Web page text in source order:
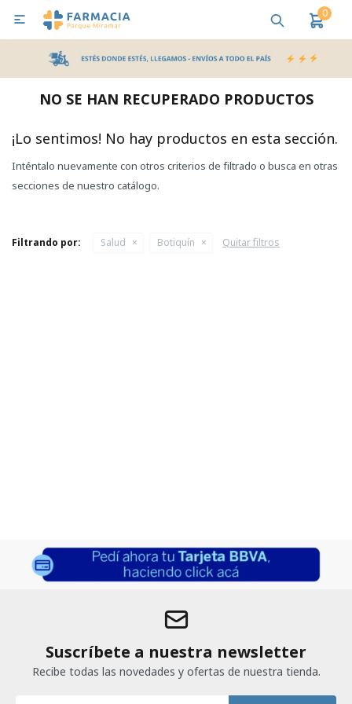
0

NO SE HAN RECUPERADO PRODUCTOS
¡Lo sentimos! No hay productos en esta sección.
Inténtalo nuevamente con otros criterios de filtrado o busca en otras
secciones de nuestro catálogo.
Filtrando por: Salud Botiquín Quitar filtros
Suscríbete a nuestra newsletter
Recibe todas las novedades y ofertas de nuestra tienda.
MI CUENTA
Bebes y Maternidad Salud
Pañales y Toallitas
Lactancia y Nutrición
Higiene y Bienestar